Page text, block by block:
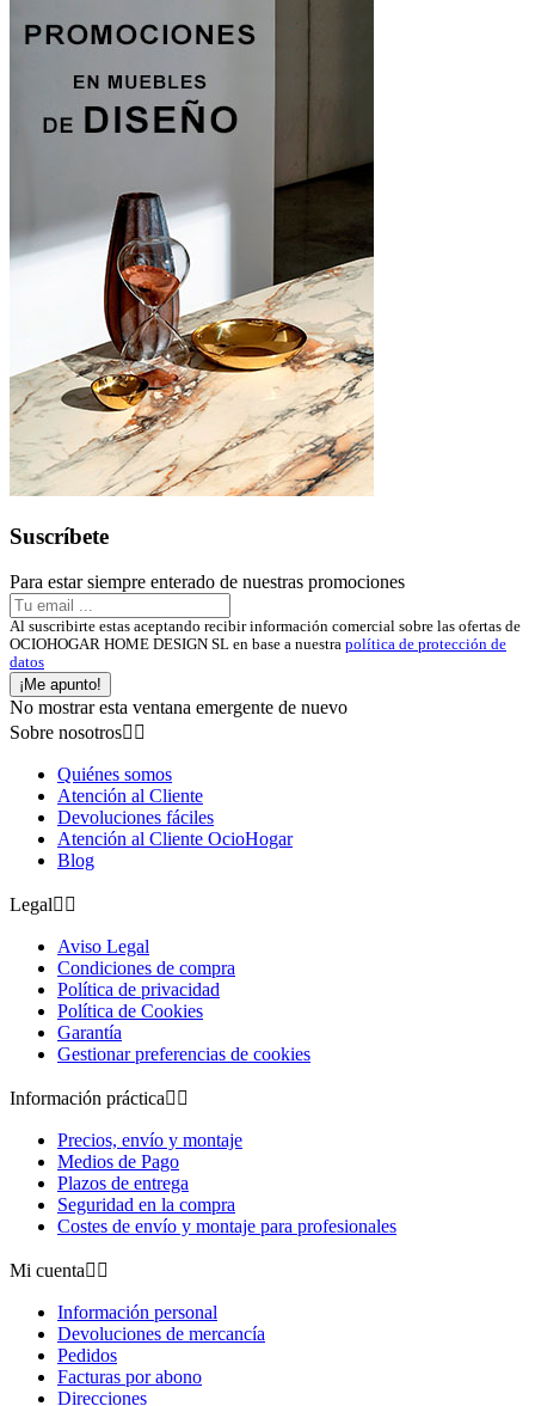
Suscríbete
Para estar siempre enterado de nuestras promociones
Al suscribirte estas aceptando recibir información comercial sobre las ofertas de
OCIOHOGAR HOME DESIGN SL en base a nuestra política de protección de
datos
¡Me apunto!
No mostrar esta ventana emergente de nuevo
Sobre nosotros 
Quiénes somos
Atención al Cliente
Devoluciones fáciles
Atención al Cliente OcioHogar
Blog
Legal 
Aviso Legal
Condiciones de compra
Política de privacidad
Política de Cookies
Garantía
Gestionar preferencias de cookies
Información práctica 
Precios, envío y montaje
Medios de Pago
Plazos de entrega
Seguridad en la compra
Costes de envío y montaje para profesionales
Mi cuenta 
Información personal
Devoluciones de mercancía
Pedidos
Facturas por abono
Direcciones